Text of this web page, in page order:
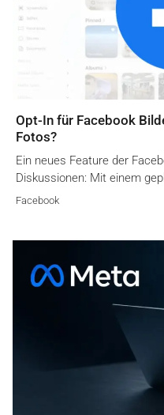
Opt-In für Facebook
Fotos?
Ein neues Feature der
Diskussionen: Mit einem
Facebook